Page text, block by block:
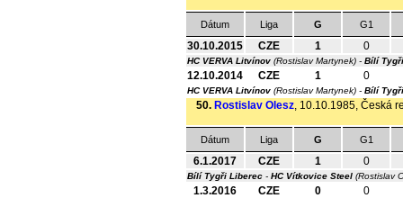
Dátum Liga G G1
30.10.2015 CZE 1 0
HC VERVA Litvínov (Rostislav Martynek) - Bílí
12.10.2014 CZE 1 0
HC VERVA Litvínov (Rostislav Martynek) - Bílí
50. Rostislav Olesz, 10.10.1985, Česká
Dátum Liga G G1
6.1.2017 CZE 1 0
Bílí Tygři Liberec - HC Vítkovice Steel (Rostislav
1.3.2016 CZE 0 0